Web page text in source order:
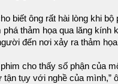
biết ông rất hài lòng khi bộ
thảm họa qua lăng kính
đến nơi xảy ra thảm
cho thấy số phận của
tụy với nghề của mình,”